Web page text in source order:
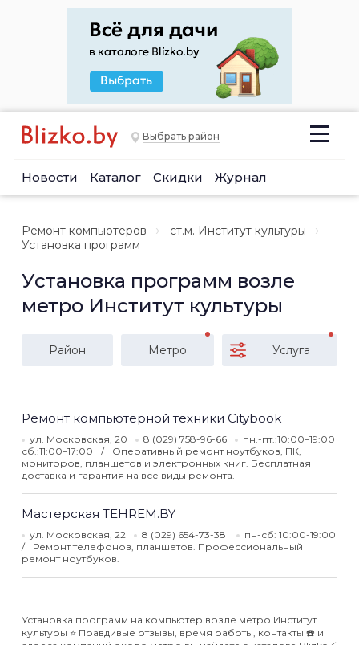
Выбрать район
Новости Каталог Скидки Журнал
Ремонт компьютеров
ст.м. Институт культуры
Установка программ
Установка программ возле
метро Институт культуры
Район Метро Услуга
Ремонт компьютерной техники Citybook
ул. Московская, 20 8 (029) 758-96-66
пн.-пт.:10:00–19:00
сб.:11:00–17:00
Оперативный ремонт ноутбуков, ПК,
мониторов, планшетов и электронных книг. Бесплатная
доставка и гарантия на все виды ремонта.
Мастерская TEHREM.BY
ул. Московская, 22 8 (029) 654-73-38
пн-сб: 10:00-19:00
Ремонт телефонов, планшетов. Профессиональный
ремонт ноутбуков.
Установка программ на компьютер возле метро Институт
культуры ⭐️ Правдивые отзывы, время работы, контакты ☎️ и